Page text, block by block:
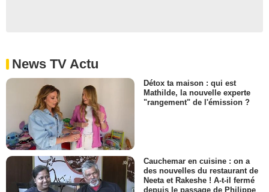
News TV Actu
Détox ta maison : qui est
Mathilde, la nouvelle experte
"rangement" de l'émission ?
Cauchemar en cuisine : on a
des nouvelles du restaurant de
Neeta et Rakeshe ! A-t-il fermé
depuis le passage de Philippe